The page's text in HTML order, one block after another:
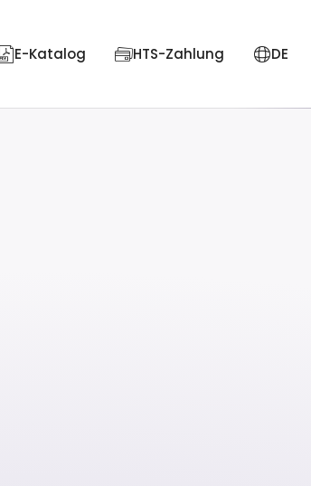
E-Katalog HTS-Zahlung DE